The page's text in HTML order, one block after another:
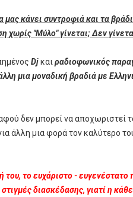
μας κάνει συντροφιά και τα
χωρίς "Μύλο" γίνεται; Δεν
Djκαι ραδιοφωνικός
μια μοναδική βραδιά με
δεν μπορεί να αποχωριστεί
άλλη μια φορά τον καλύτερο
του, το ευχάριστο -
διασκέδασης, γιατί η